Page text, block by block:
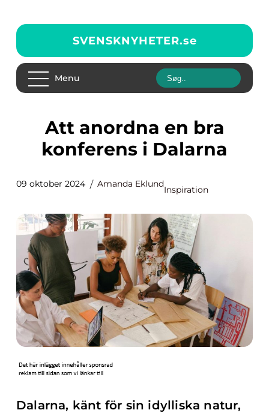
SVENSKNYHETER.se
Menu
Att anordna en bra
konferens i Dalarna
09 oktober 2024 Amanda Eklund
Inspiration
Dalarna, känt för sin idylliska natur,